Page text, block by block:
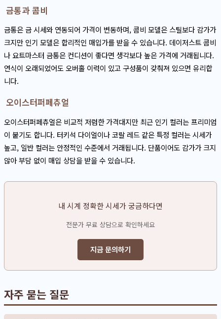
금통과 콤비
금통은 금 시세와 연동되어 가격이 변동하며, 콤비 모델은 스틸보다 감가가
크지만 인기 모델은 합리적인 매입가를 받을 수 있습니다. 데이저스트 콤비
나 요트마스터 금통은 컨디션이 좋다면 생각보다 높은 가격에 거래됩니다.
연식이 오래되었어도 오버홀 이력이 있고 구성품이 갖춰져 있으면 유리합
니다.
오이스터퍼페츄얼
오이스터퍼페츄얼은 비교적 저렴한 가격대지만 최근 인기 컬러는 프리미엄
이 붙기도 합니다. 터키석 다이얼이나 코랄 레드 같은 특정 컬러는 시세가
높고, 일반 컬러는 안정적인 수준에서 거래됩니다. 단품이어도 감가가 크지
않아 부담 없이 매입 상담을 받을 수 있습니다.
내 시계 정확한 시세가 궁금하다면
전문가 무료 상담으로 확인하세요
지금 문의하기
자주 묻는 질문